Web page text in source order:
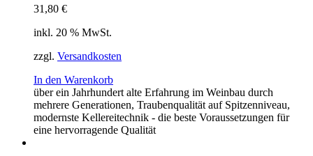
31,80 €
inkl. 20 % MwSt.
zzgl. Versandkosten
In den Warenkorb
über ein Jahrhundert alte Erfahrung im Weinbau durch
mehrere Generationen, Traubenqualität auf Spitzenniveau,
modernste Kellereitechnik - die beste Voraussetzungen für
eine hervorragende Qualität